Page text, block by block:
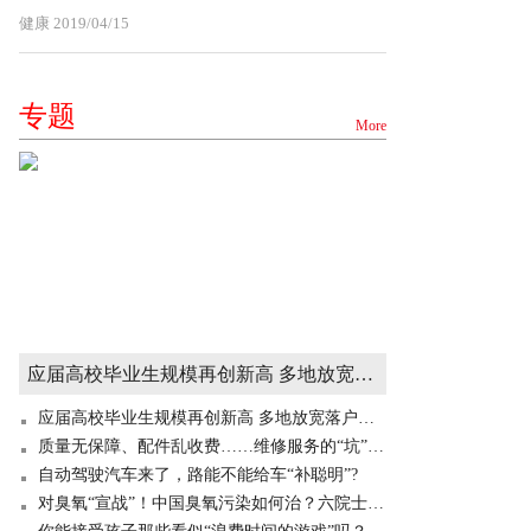
健康 2019/04/15
专题 More
应届高校毕业生规模再创新高 多地放宽落户门槛“抢人”
应届高校毕业生规模再创新高 多地放宽落户门槛“抢人”
质量无保障、配件乱收费……维修服务的“坑”你掉过吗？
自动驾驶汽车来了，路能不能给车“补聪明”?
对臭氧“宣战”！中国臭氧污染如何治？六院士成都“开药方”